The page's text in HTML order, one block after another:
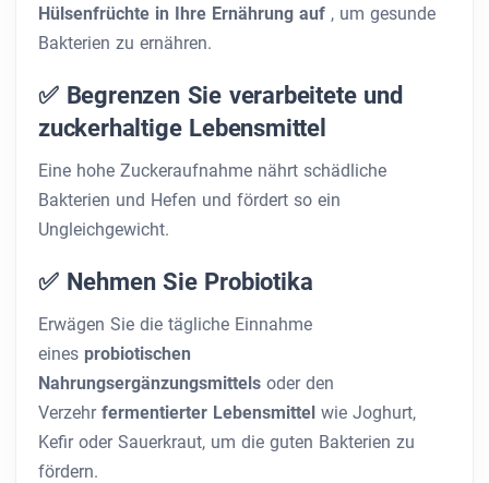
Hülsenfrüchte in Ihre Ernährung auf , um gesunde
Bakterien zu ernähren.
✅ Begrenzen Sie verarbeitete und
zuckerhaltige Lebensmittel
Eine hohe Zuckeraufnahme nährt schädliche
Bakterien und Hefen und fördert so ein
Ungleichgewicht.
✅ Nehmen Sie Probiotika
Erwägen Sie die tägliche Einnahme
eines probiotischen
Nahrungsergänzungsmittels oder den
Verzehr fermentierter Lebensmittel wie Joghurt,
Kefir oder Sauerkraut, um die guten Bakterien zu
fördern.